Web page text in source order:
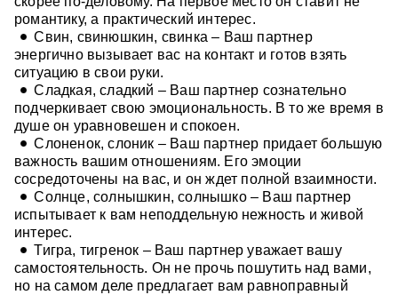
романтику, а практический интерес.
Свин, свинюшкин, свинка – Ваш партнер
энергично вызывает вас на контакт и готов взять
ситуацию в свои руки.
Сладкая, сладкий – Ваш партнер сознательно
подчеркивает свою эмоциональность. В то же время в
душе он уравновешен и спокоен.
Слоненок, слоник – Ваш партнер придает большую
важность вашим отношениям. Его эмоции
сосредоточены на вас, и он ждет полной взаимности.
Солнце, солнышкин, солнышко – Ваш партнер
испытывает к вам неподдельную нежность и живой
интерес.
Тигра, тигренок – Ваш партнер уважает вашу
самостоятельность. Он не прочь пошутить над вами,
но на самом деле предлагает вам равноправный